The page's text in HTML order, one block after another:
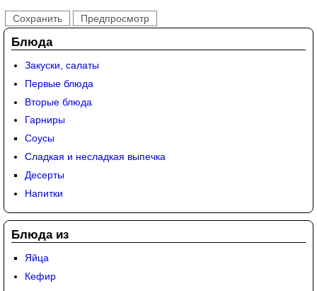
Блюда
Закуски, салаты
Первые блюда
Вторые блюда
Гарниры
Соусы
Сладкая и несладкая выпечка
Десерты
Напитки
Блюда из
Яйца
Кефир